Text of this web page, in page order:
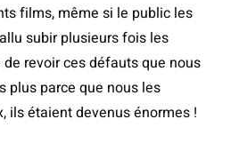
films, même si le public les
subir plusieurs fois les
revoir ces défauts que nous
plus parce que nous les
ils étaient devenus énormes !